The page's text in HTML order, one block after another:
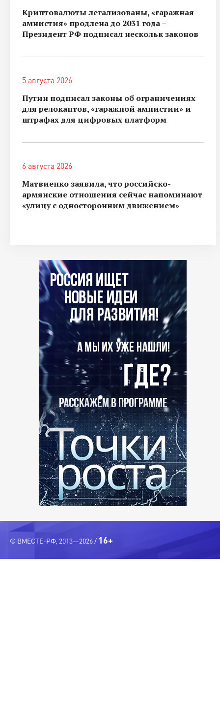
Криптовалюты легализованы, «гаражная
амнистия» продлена до 2031 года –
Президент РФ подписал нескольк законов
5 августа 2026
Путин подписал законы об ограничениях
для релокантов, «гаражной амнистии» и
штрафах для цифровых платформ
6 августа 2026
Матвиенко заявила, что российско-
армянские отношения сейчас напоминают
«улицу с односторонним движением»
© ВМЕСТЕ-РФ, 2013—2026 / 16+